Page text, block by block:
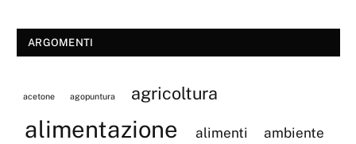
ARGOMENTI
acetone agopuntura agricoltura
alimentazione alimenti ambiente